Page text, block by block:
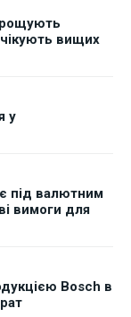
вищих
у
під валютним
вимоги для
Bosch в